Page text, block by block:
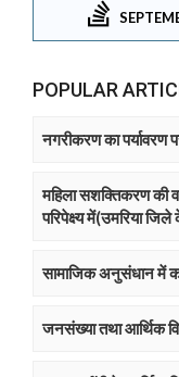
POPULAR
नगरीकरण का पर्यावरण
महिला सशक्तिकरण की
परिपेक्ष्य में(उमरिया
सामाजिक अनुसंधान में
जनसंख्या तथा आर्थिक